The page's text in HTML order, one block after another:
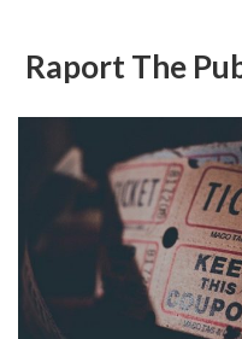
Raport The